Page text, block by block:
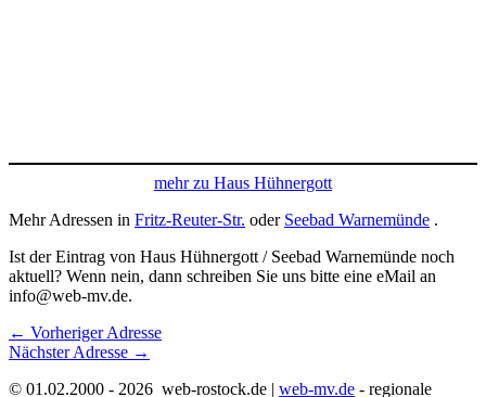
mehr zu Haus Hühnergott
Mehr Adressen in Fritz-Reuter-Str. oder Seebad Warnemünde .
Ist der Eintrag von Haus Hühnergott / Seebad Warnemünde noch
aktuell? Wenn nein, dann schreiben Sie uns bitte eine eMail an
info@web-mv.de.
← Vorheriger Adresse
Nächster Adresse →
© 01.02.2000 - 2026 web-rostock.de | web-mv.de - regionale